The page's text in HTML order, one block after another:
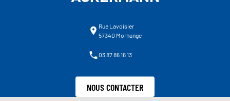
Rue Lavoisier
57340 Morhange
03 87 86 16 13
NOUS CONTACTER